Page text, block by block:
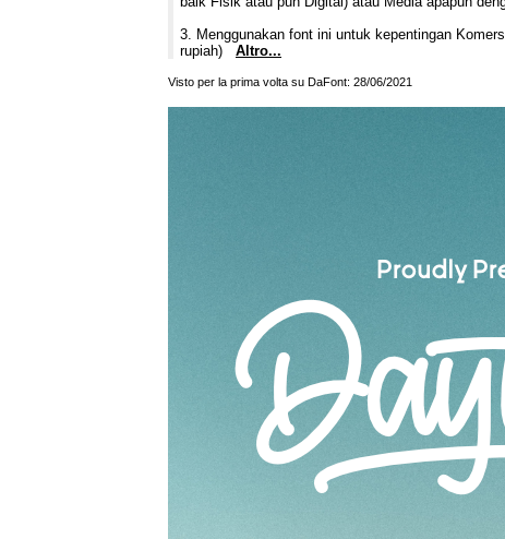
3. Menggunakan font ini untuk kepentingan
rupiah) Altro...
Visto per la prima volta su DaFont: 28/06/2021